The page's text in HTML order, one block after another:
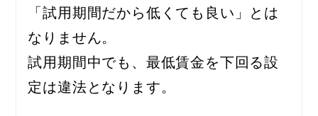
「試用期間だから低くても良い」とは
なりません。
試用期間中でも、最低賃金を下回る設
定は違法となります。